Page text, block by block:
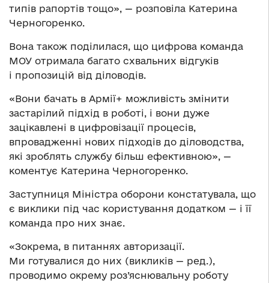
типів рапортів тощо», — розповіла Катерина
Черногоренко.
Вона також поділилася, що цифрова команда
МОУ отримала багато схвальних відгуків
і пропозицій від діловодів.
«Вони бачать в Армії+ можливість змінити
застарілий підхід в роботі, і вони дуже
зацікавлені в цифровізації процесів,
впровадженні нових підходів до діловодства,
які зроблять службу більш ефективною», —
коментує Катерина Черногоренко.
Заступниця Міністра оборони констатувала, що
є виклики під час користування додатком — і її
команда про них знає.
«Зокрема, в питаннях авторизації.
Ми готувалися до них (викликів — ред.),
проводимо окрему роз’яснювальну роботу